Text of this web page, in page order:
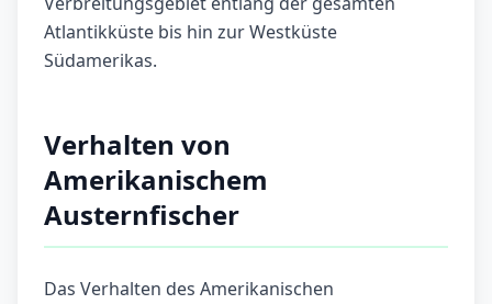
Atlantikküste bis hin zur Westküste
Südamerikas.
Verhalten von
Amerikanischem
Austernfischer
Das Verhalten des Amerikanischen